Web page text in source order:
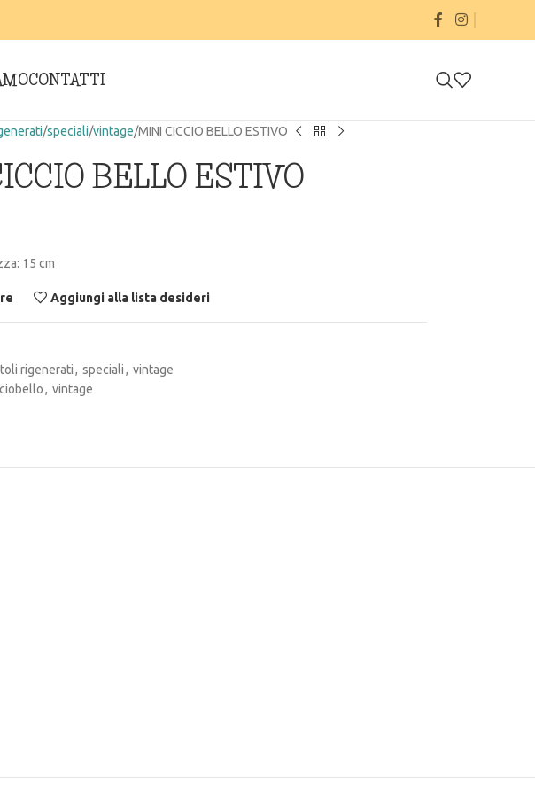
CONTATTI
speciali vintage MINI CICCIO BELLO ESTIVO
BELLO ESTIVO
15 cm
Aggiungi alla lista desideri
rigenerati, speciali, vintage
, vintage